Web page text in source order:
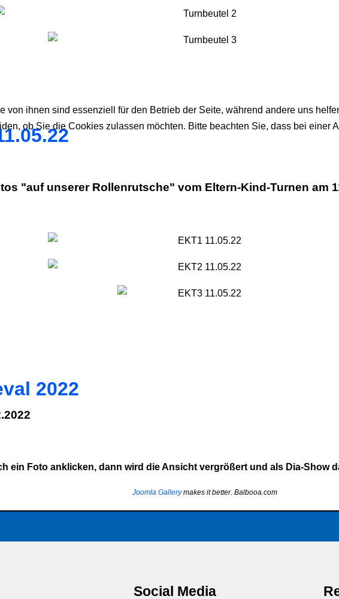
"auf unserer Rollenrutsche" vom Eltern-Kind-Turnen am
2022
ein Foto anklicken, dann wird die Ansicht vergrößert und als Dia-Show
Joomla Gallerymakes it better. Balbooa.com
Social Media
von ihnen sind essenziell für den Betrieb der Seite, während andere uns
ob Sie die Cookies zulassen möchten. Bitte beachten Sie, dass bei